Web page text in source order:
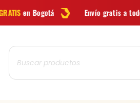
Envío gratis a todo Colombia
Búsqueda
de
productos